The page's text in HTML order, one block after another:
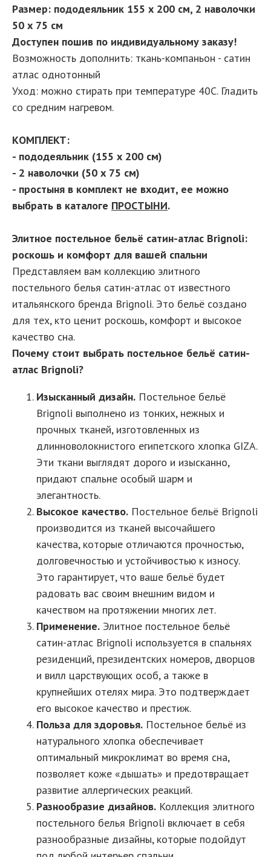
Размер: пододеяльник 155 х 200 см, 2 наволочки
50 х 75 см
Доступен пошив по индивидуальному заказу!
Возможность дополнить: ткань-компаньон - сатин
атлас однотонный
Уход: можно стирать при температуре 40С. Гладить
со средним нагревом.
КОМПЛЕКТ:
- пододеяльник (155 х 200 см)
- 2 наволочки (50 х 75 см)
- простыня в комплект не входит, ее можно
выбрать в каталоге ПРОСТЫНИ.
Элитное постельное бельё сатин-атлас Brignoli:
роскошь и комфорт для вашей спальни
Представляем вам коллекцию элитного
постельного белья сатин-атлас от известного
итальянского бренда Brignoli. Это бельё создано
для тех, кто ценит роскошь, комфорт и высокое
качество сна.
Почему стоит выбрать постельное бельё сатин-
атлас Brignoli?
Изысканный дизайн. Постельное бельё
Brignoli выполнено из тонких, нежных и
прочных тканей, изготовленных из
длинноволокнистого египетского хлопка GIZA.
Эти ткани выглядят дорого и изысканно,
придают спальне особый шарм и
элегантность.
Высокое качество. Постельное бельё Brignoli
производится из тканей высочайшего
качества, которые отличаются прочностью,
долговечностью и устойчивостью к износу.
Это гарантирует, что ваше бельё будет
радовать вас своим внешним видом и
качеством на протяжении многих лет.
Применение. Элитное постельное бельё
сатин-атлас Brignoli используется в спальнях
резиденций, президентских номеров, дворцов
и вилл царствующих особ, а также в
крупнейших отелях мира. Это подтверждает
его высокое качество и престиж.
Польза для здоровья. Постельное бельё из
натурального хлопка обеспечивает
оптимальный микроклимат во время сна,
позволяет коже «дышать» и предотвращает
развитие аллергических реакций.
Разнообразие дизайнов. Коллекция элитного
постельного белья Brignoli включает в себя
разнообразные дизайны, которые подойдут